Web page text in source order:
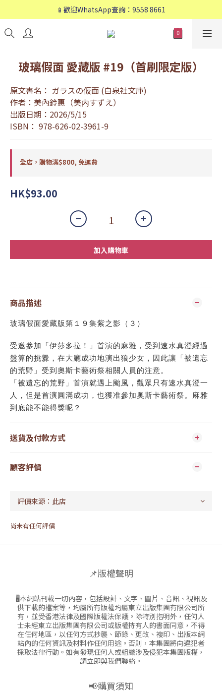
📱歡迎WhatsApp查詢：9558 8661
📱歡迎WhatsApp查詢：9558 8661
❤️會員專享：🛍購物滿💰HK$800，🚚免運費❤️
玻璃假面 愛藏版 #19（首刷限定版）
原文書名： ガラスの仮面 (白泉社文庫)
作者：美內鈴惠（美内すずえ）
出版日期：2026/5/15
ISBN： 978-626-02-3961-9
全店，購物滿$800, 免運費
HK$93.00
加入購物車
商品描述
玻璃假面愛藏版第１９集紫之影（３）
受邀參加「伊莎多拉！」首演的麻雅，受到速水真澄經過
盤算的挑釁，在大廳成功地演出狼少女，因此讓「被遺忘
的荒野」受到奧斯卡藝術祭相關人員的注意。
「被遺忘的荒野」首演就遇上颱風，觀眾只有速水真澄一
人，但是首演圓滿成功，也獲准參加奧斯卡藝術祭。麻雅
到底能不能得獎呢？
送貨及付款方式
顧客評價
尚未有任何評價
📌版權聲明
🖥本網站刊載一切內容，包括設計、文字、圖片、音訊、視訊及
供下載的檔案等，均屬所有版權均屬東立出版集團有限公司所
有，並受香港法律及國際版權法保護。除特別指明外，任何人
士未經東立出版集團有限公司或版權持有人的書面同意，不得
在任何地區，以任何方式抄襲、節錄、更改、複印、出版本網
站內的任何資訊及材料作任何用途。否則，本集團將向違犯者
採取法律行動。如有發現任何人或組織涉及侵犯本集團版權，
請立即與我們聯絡。
📢購買須知